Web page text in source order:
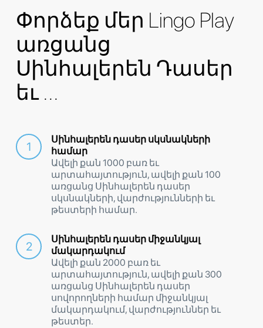
Փորձեք մեր Lingo Play
առցանց
Սինհալերեն Դասեր
եւ ...
Սինհալերեն դասեր սկսնակների
համար
Ավելի քան 1000 բառ եւ
արտահայտություն, ավելի քան 100
առցանց Սինհալերեն դասեր
սկսնակների, վարժությունների եւ
թեստերի համար.
Սինհալերեն դասեր միջանկյալ
մակարդակում
Ավելի քան 2000 բառ եւ
արտահայտություն, ավելի քան 300
առցանց Սինհալերեն դասեր
սովորողների համար միջանկյալ
մակարդակում, վարժություններ եւ
թեստեր.